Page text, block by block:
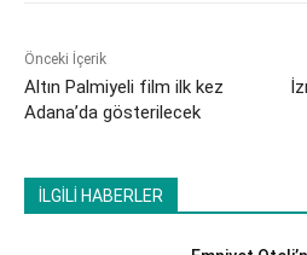
Önceki İçerik
Altın Palmiyeli film ilk kez
Adana’da gösterilecek
İLGİLİ HABERLER